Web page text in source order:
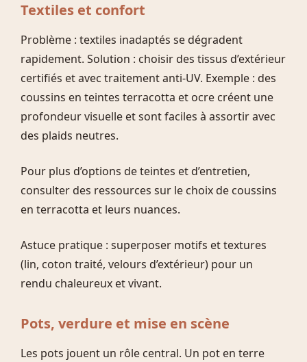
Textiles et confort
Problème : textiles inadaptés se dégradent
rapidement. Solution : choisir des tissus d’extérieur
certifiés et avec traitement anti-UV. Exemple : des
coussins en teintes terracotta et ocre créent une
profondeur visuelle et sont faciles à assortir avec
des plaids neutres.
Pour plus d’options de teintes et d’entretien,
consulter des ressources sur le choix de coussins
en terracotta et leurs nuances.
Astuce pratique : superposer motifs et textures
(lin, coton traité, velours d’extérieur) pour un
rendu chaleureux et vivant.
Pots, verdure et mise en scène
Les pots jouent un rôle central. Un pot en terre